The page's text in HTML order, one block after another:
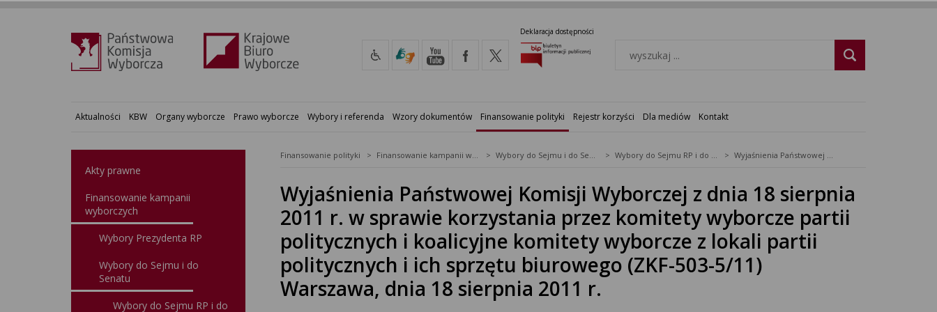
Deklaracja dostępności
Aktualności KBW Organy wyborcze Prawo wyborcze Wybory i referenda Wzory dokumentów Finansowanie polityki Rejestr korzyści Dla mediów Kontakt
Akty prawne
Finansowanie kampanii
wyborczych
Wybory Prezydenta RP
Wybory do Sejmu i do
Senatu
Wybory do Sejmu RP i do
Finansowanie polityki
Wyjaśnienia Państwowej Komisji Wyborczej z dnia 18 sierpnia
2011 r. w sprawie korzystania przez komitety wyborcze partii
politycznych i koalicyjne komitety wyborcze z lokali partii
politycznych i ich sprzętu biurowego (ZKF-503-5/11)
Warszawa, dnia 18 sierpnia 2011 r.